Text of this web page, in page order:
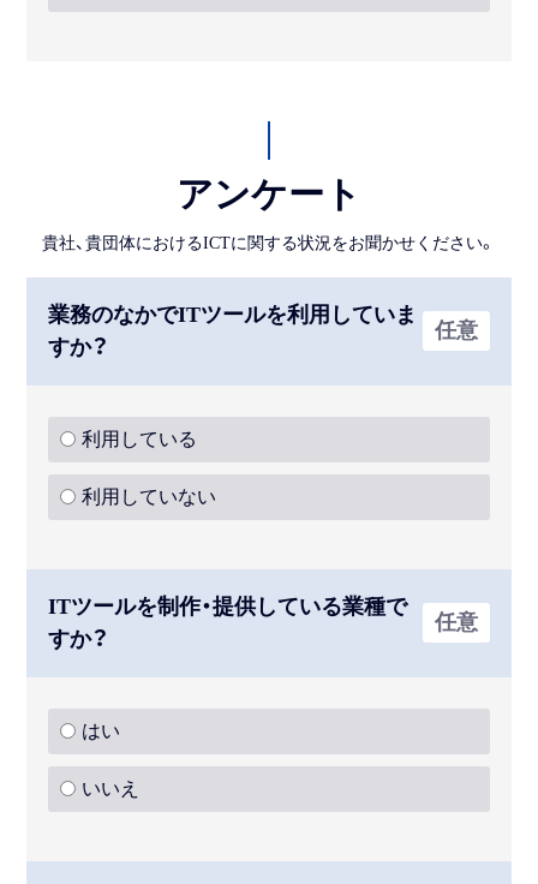
アンケート
貴社、貴団体におけるICTに関する状況をお聞かせください。
業務のなかでITツールを利用していま
すか？
任意
利用している
利用していない
ITツールを制作・提供している業種で
すか？
任意
はい
いいえ